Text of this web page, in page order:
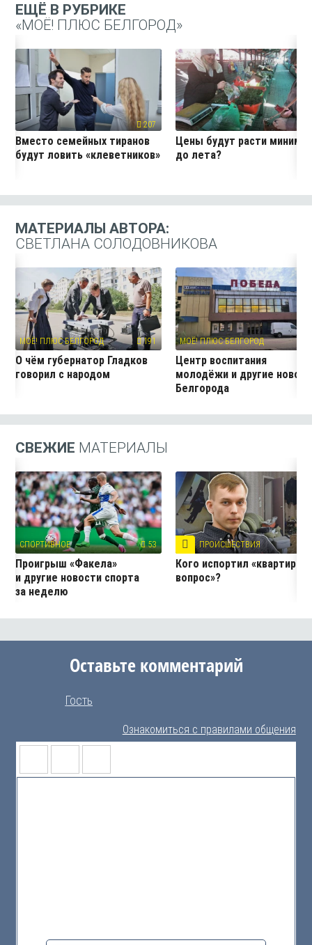
ЕЩЁ В РУБРИКЕ
«МОЁ! ПЛЮС БЕЛГОРОД»
207
Вместо семейных тиранов
будут ловить «клеветников»
Цены будут расти
до лета?
МАТЕРИАЛЫ АВТОРА:
СВЕТЛАНА СОЛОДОВНИКОВА
МОЁ! ПЛЮС БЕЛГОРОД 191
О чём губернатор Гладков
говорил с народом
МОЁ! ПЛЮС БЕЛГОРОД
Центр воспитания
молодёжи и другие
Белгорода
СВЕЖИЕ МАТЕРИАЛЫ
СПОРТИВНОЕ 53
Проигрыш «Факела»
и другие новости спорта
за неделю
ПРОИСШЕСТВИЯ
Кого испортил
вопрос»?
Оставьте комментарий
Гость
Ознакомиться с правилами общения